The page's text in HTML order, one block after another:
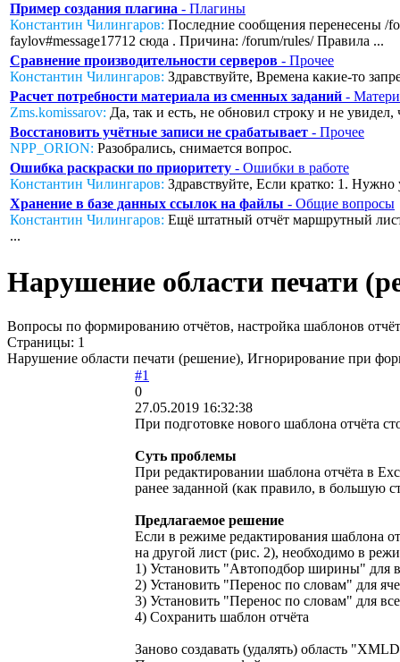
Пример создания плагина - Плагины
Константин Чилингаров: Последние сообщения перенесены /
faylov#message17712 сюда . Причина: /forum/rules/ Правила ...
Сравнение производительности серверов - Прочее
Константин Чилингаров: Здравствуйте, Времена какие-то
Расчет потребности материала из сменных заданий -
Zms.komissarov: Да, так и есть, не обновил строку и не
Восстановить учётные записи не срабатывает - Прочее
NPP_ORION: Разобрались, снимается вопрос.
Ошибка раскраски по приоритету - Ошибки в работе
Константин Чилингаров: Здравствуйте, Если кратко: 1. Нужно
Хранение в базе данных ссылок на файлы - Общие вопросы
Константин Чилингаров: Ещё штатный отчёт маршрутный лист
...
Нарушение области печати
Вопросы по формированию отчётов, настройка шаблонов
Страницы: 1
Нарушение области печати (решение), Игнорирование при
#1
0
27.05.2019 16:32:38
При подготовке нового шаблона отчёта
Суть проблемы
При редактировании шаблона отчёта в
ранее заданной (как правило, в большую
Предлагаемое решение
Если в режиме редактирования шаблона
на другой лист (рис. 2), необходимо в
1) Установить "Автоподбор ширины" для
2) Установить "Перенос по словам" для
3) Установить "Перенос по словам" для
4) Сохранить шаблон отчёта
Заново создавать (удалять) область